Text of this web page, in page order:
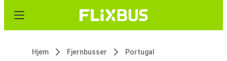
Hjem Fjernbusser Portugal